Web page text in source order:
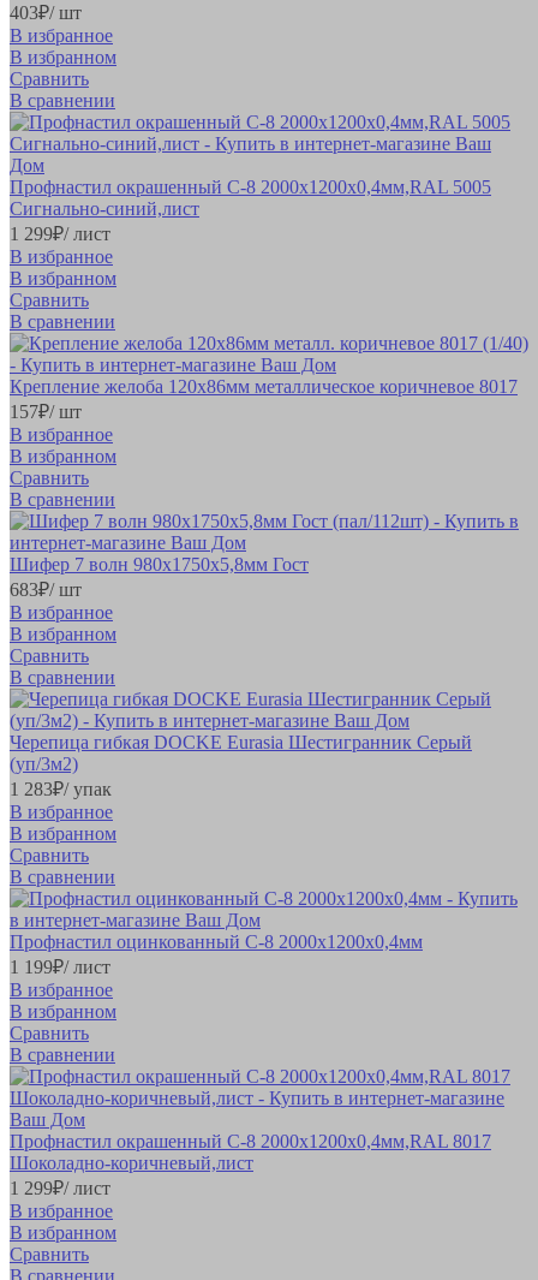
403₽/ шт
В избранное
В избранном
Сравнить
В сравнении
Профнастил окрашенный С-8 2000х1200х0,4мм,RAL 5005
Сигнально-синий,лист
1 299₽/ лист
В избранное
В избранном
Сравнить
В сравнении
Крепление желоба 120х86мм металлическое коричневое 8017
157₽/ шт
В избранное
В избранном
Сравнить
В сравнении
Шифер 7 волн 980х1750х5,8мм Гост
683₽/ шт
В избранное
В избранном
Сравнить
В сравнении
Черепица гибкая DOCKE Eurasia Шестигранник Серый
(уп/3м2)
1 283₽/ упак
В избранное
В избранном
Сравнить
В сравнении
Профнастил оцинкованный С-8 2000х1200х0,4мм
1 199₽/ лист
В избранное
В избранном
Сравнить
В сравнении
Профнастил окрашенный С-8 2000х1200х0,4мм,RAL 8017
Шоколадно-коричневый,лист
1 299₽/ лист
В избранное
В избранном
Сравнить
В сравнении